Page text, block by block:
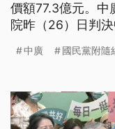
價額77.3億元。中
院昨（26）日判
強調會提出上訴。
中廣 國民黨附隨